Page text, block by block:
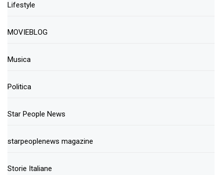
Lifestyle
MOVIEBLOG
Musica
Politica
Star People News
starpeoplenews magazine
Storie Italiane